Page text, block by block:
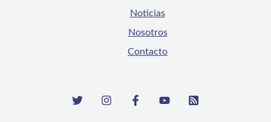
Noticias
Nosotros
Contacto